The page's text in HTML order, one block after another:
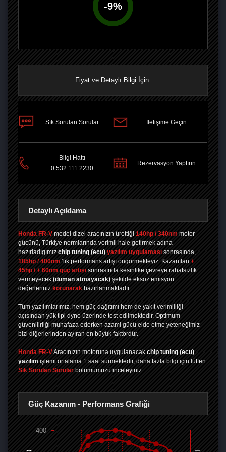
-9%
Fiyat ve Detaylı Bilgi İçin:
Sık Sorulan Sorular İletişime Geçin
Bilgi Hattı
0 532 111 2230
Rezervasyon Yaptırın
Detaylı Açıklama
Honda FR-V model dizel aracınızın ürettiği 140hp / 340nm motor
gücünü, Türkiye normlarında verimli hale getirmek adına
hazırladıgımız chip tuning (ecu) yazılım uygulaması sonrasında,
185hp / 400nm ’lik performans artışı öngörmekteyiz. Kazanılan +
45hp / + 60nm güç artışı sonrasında kesinlike çevreye rahatsızlık
vermeyecek (duman atmayacak) şekilde eksoz emisyon
değerleriniz korunarak hazırlanmaktadır.
Tüm yazılımlarımız, hem güç dağıtımı hem de yakıt verimliliği
açısından yük tipi dyno üzerinde test edilmektedir. Optimum
güvenilirliği muhafaza ederken azami gücü elde etme yeteneğimiz
bizi diğerlerinden ayıran en büyük faktördür.
Honda FR-VAracınızın motoruna uygulanacak chip tuning (ecu)
yazılım işlemi ortalama 1 saat sürmektedir, daha fazla bilgi için lütfen
Sık Sorulan Sorular bölümümüzü inceleyiniz.
Güç Kazanım - Performans Grafiği
400